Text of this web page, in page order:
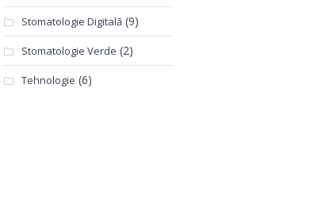
Stomatologie Digitală(9)
Stomatologie Verde (2)
Tehnologie (6)